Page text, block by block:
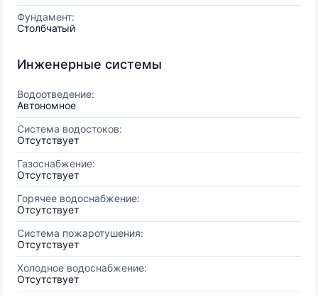
Фундамент:
Столбчатый
Инженерные системы
Водоотведение:
Автономное
Система водостоков:
Отсутствует
Газоснабжение:
Отсутствует
Горячее водоснабжение:
Отсутствует
Система пожаротушения:
Отсутствует
Холодное водоснабжение:
Отсутствует